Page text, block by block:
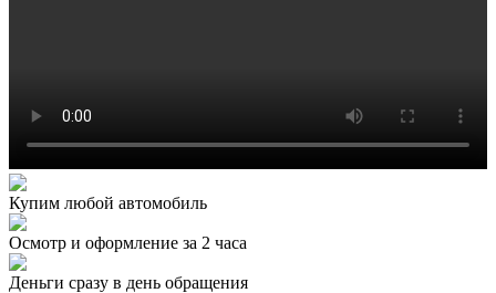
Купим любой автомобиль
Осмотр и оформление за 2 часа
Деньги сразу в день обращения